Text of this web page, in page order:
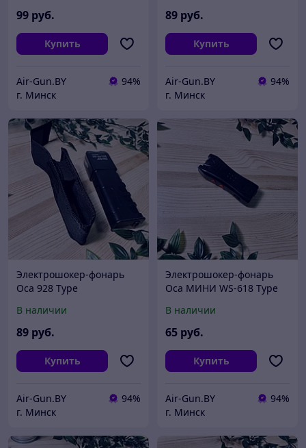
99 руб.
Купить
Air-Gun.BY
94%
г. Минск
89 руб.
Купить
Air-Gun.BY
94%
г. Минск
Электрошокер-фонарь
Оса 928 Type
В наличии
89 руб.
Купить
Air-Gun.BY
94%
г. Минск
Электрошокер-фонарь
Оса МИНИ WS-618 Type
В наличии
65 руб.
Купить
Air-Gun.BY
94%
г. Минск